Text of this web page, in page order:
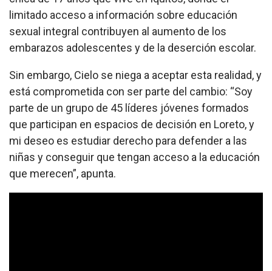
limitado acceso a información sobre educación
sexual integral contribuyen al aumento de los
embarazos adolescentes y de la deserción escolar.
Sin embargo, Cielo se niega a aceptar esta realidad, y
está comprometida con ser parte del cambio: “Soy
parte de un grupo de 45 líderes jóvenes formados
que participan en espacios de decisión en Loreto, y
mi deseo es estudiar derecho para defender a las
niñas y conseguir que tengan acceso a la educación
que merecen”, apunta.